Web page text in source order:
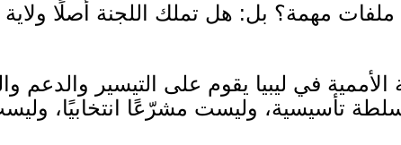
ملفات مهمة؟ بل: هل تملك اللجنة أصلًا
الأممية في ليبيا يقوم على التيسير والدعم
تأسيسية، وليست مشرّعًا انتخابيًا،